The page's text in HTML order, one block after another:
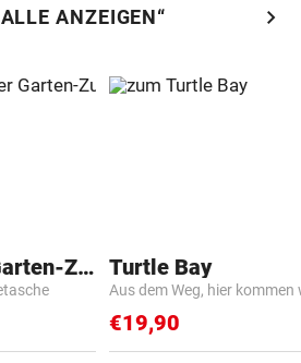
ANZEIGEN“ chevron_right
Esschert Kinder Garten-Zubehör Turtle Bay
Aus dem Weg, hier kommen
€19,90